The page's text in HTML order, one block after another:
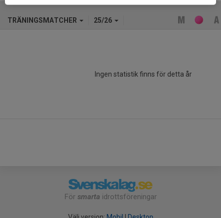
TRÄNINGSMATCHER 25/26
Ingen statistik finns för detta år
För smarta idrottsföreningar